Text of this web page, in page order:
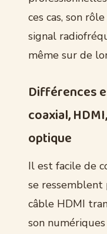
ces cas, son
signal
même sur de
Différences
coaxial,
optique
Il est facile de
se ressemblent
câble HDMI
son